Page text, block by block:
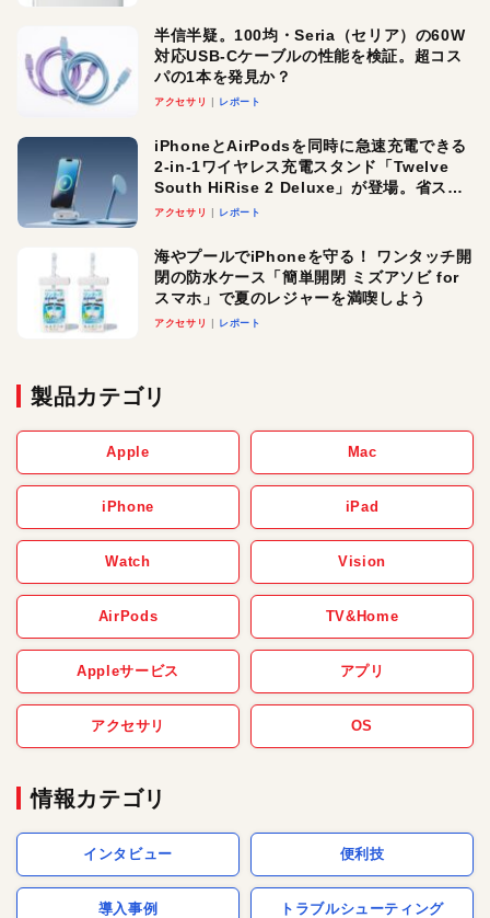
半信半疑。100均・Seria（セリア）の60W
対応USB-Cケーブルの性能を検証。超コス
パの1本を発見か？
アクセサリ レポート
iPhoneとAirPodsを同時に急速充電できる
2-in-1ワイヤレス充電スタンド「Twelve
South HiRise 2 Deluxe」が登場。省スペ
ースでおしゃれに充電したい人にオスス
アクセサリ レポート
海やプールでiPhoneを守る！ ワンタッチ開
閉の防水ケース「簡単開閉 ミズアソビ for
スマホ」で夏のレジャーを満喫しよう
アクセサリ レポート
製品カテゴリ
Apple Mac
iPhone iPad
Watch Vision
AirPods TV&Home
Appleサービス アプリ
アクセサリ OS
情報カテゴリ
インタビュー 便利技
導入事例 トラブルシューティング